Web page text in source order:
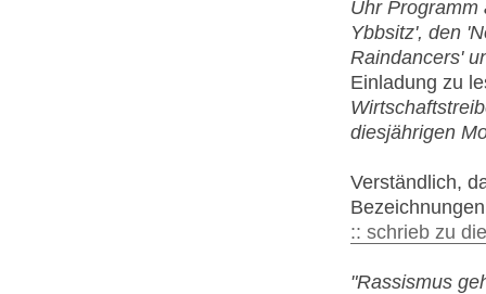
Uhr Programm
Ybbsitz', den
Raindancers'
Einladung zu
diesjährigen
Verständlich,
:: schrieb zu
"Rassismus